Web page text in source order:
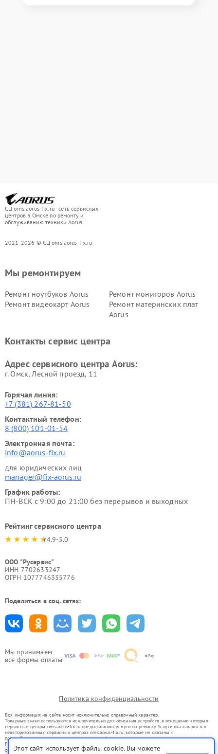
СЦ oms.aorus-fix.ru - сеть сервисных
центров в Омске по ремонту и
обслуживанию техники Aorus
2021-2026 © СЦ oms.aorus-fix.ru
Мы принимаем
все формы оплаты
Мы ремонтируем
Ремонт ноутбуков Aorus
Ремонт мониторов Aorus
Ремонт видеокарт Aorus
Ремонт материнских плат
Aorus
Контакты сервис центра
Адрес сервисного центра Aorus:
г. Омск, ​Лесной проезд, 11
Горячая линия:
+7 (381) 267-81-50
Контактный телефон:
8 (800) 101-01-54
Электронная почта:
info@aorus-fix.ru
для юридических лиц
manager@fix-aorus.ru
График работы:
ПН-ВСК с 9:00 до 21:00 без перерывов и выходных
Рейтинг сервисного центра
4.9-5.0
ООО "Русервис"
ИНН 7702633247
ОГРН 1077746335776
Поделиться в соц. сетях:
Политика конфиденциальности
Вся информация на сайте носит исключительно справочный характер.
Товарные знаки используются исключительно для описания устройств, в отношении которых
сервисные центры oms.aorus-fix.ru предоставляют услуги по ремонту. Услуги оказываются в
неавторизованных сервисных центрах oms.aorus-fix.ru, которые не связаны с
правообладателями товарных знаков или их официальными представителями.
Ремонт осуществляется для устройств, уже введенных в гражданский оборот в соответствии
со статьей 1487 ГК РФ.
Этот сайт использует файлы cookie. Вы можете